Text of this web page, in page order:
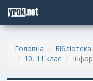
Головна Бібліотека
10, 11 клас